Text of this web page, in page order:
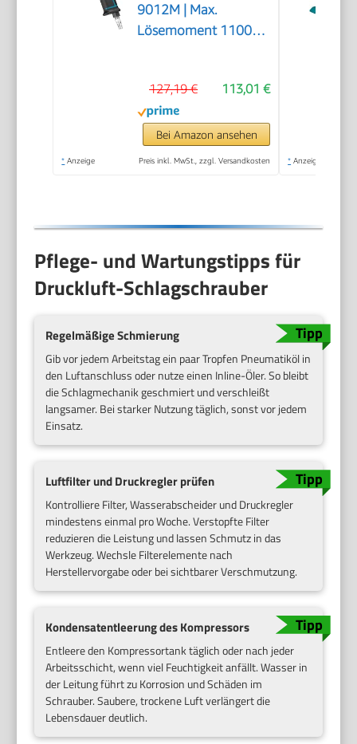
9012M | Max.
Lösemoment 1100
vibrationsarm -
Werkzeug zum
Anziehen und Lösen
von Schrauben
113,01 €
127,19 €
Bei Amazon ansehen
* Anzeige Preis inkl. MwSt., zzgl. Versandkosten * Anzeige
Pflege- und Wartungstipps für
Druckluft-Schlagschrauber
Regelmäßige Schmierung
Gib vor jedem Arbeitstag ein paar Tropfen Pneumatiköl in
den Luftanschluss oder nutze einen Inline-Öler. So bleibt
die Schlagmechanik geschmiert und verschleißt
langsamer. Bei starker Nutzung täglich, sonst vor jedem
Einsatz.
Luftfilter und Druckregler prüfen
Kontrolliere Filter, Wasserabscheider und Druckregler
mindestens einmal pro Woche. Verstopfte Filter
reduzieren die Leistung und lassen Schmutz in das
Werkzeug. Wechsle Filterelemente nach
Herstellervorgabe oder bei sichtbarer Verschmutzung.
Kondensatentleerung des Kompressors
Entleere den Kompressortank täglich oder nach jeder
Arbeitsschicht, wenn viel Feuchtigkeit anfällt. Wasser in
der Leitung führt zu Korrosion und Schäden im
Schrauber. Saubere, trockene Luft verlängert die
Lebensdauer deutlich.